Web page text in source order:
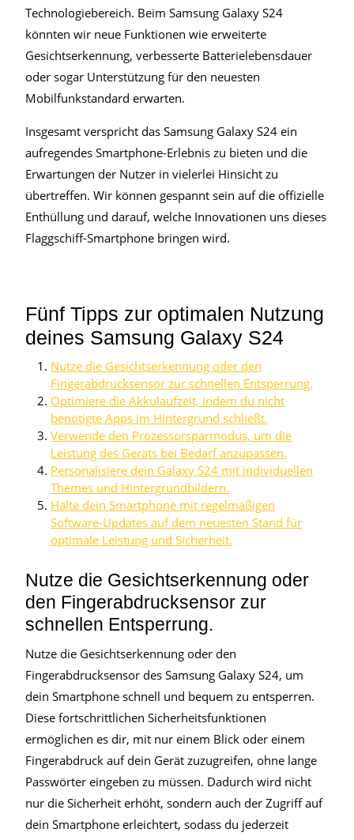
Technologiebereich. Beim Samsung Galaxy S24
könnten wir neue Funktionen wie erweiterte
Gesichtserkennung, verbesserte Batterielebensdauer
oder sogar Unterstützung für den neuesten
Mobilfunkstandard erwarten.
Insgesamt verspricht das Samsung Galaxy S24 ein
aufregendes Smartphone-Erlebnis zu bieten und die
Erwartungen der Nutzer in vielerlei Hinsicht zu
übertreffen. Wir können gespannt sein auf die offizielle
Enthüllung und darauf, welche Innovationen uns dieses
Flaggschiff-Smartphone bringen wird.
Fünf Tipps zur optimalen Nutzung
deines Samsung Galaxy S24
Nutze die Gesichtserkennung oder den
Fingerabdrucksensor zur schnellen Entsperrung.
Optimiere die Akkulaufzeit, indem du nicht
benötigte Apps im Hintergrund schließt.
Verwende den Prozessorsparmodus, um die
Leistung des Geräts bei Bedarf anzupassen.
Personalisiere dein Galaxy S24 mit individuellen
Themes und Hintergrundbildern.
Halte dein Smartphone mit regelmäßigen
Software-Updates auf dem neuesten Stand für
optimale Leistung und Sicherheit.
Nutze die Gesichtserkennung oder
den Fingerabdrucksensor zur
schnellen Entsperrung.
Nutze die Gesichtserkennung oder den
Fingerabdrucksensor des Samsung Galaxy S24, um
dein Smartphone schnell und bequem zu entsperren.
Diese fortschrittlichen Sicherheitsfunktionen
ermöglichen es dir, mit nur einem Blick oder einem
Fingerabdruck auf dein Gerät zuzugreifen, ohne lange
Passwörter eingeben zu müssen. Dadurch wird nicht
nur die Sicherheit erhöht, sondern auch der Zugriff auf
dein Smartphone erleichtert, sodass du jederzeit